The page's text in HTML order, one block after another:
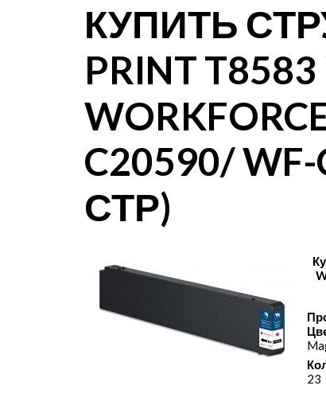
КУПИТЬ
PRINT
C20590/
СТР)
23